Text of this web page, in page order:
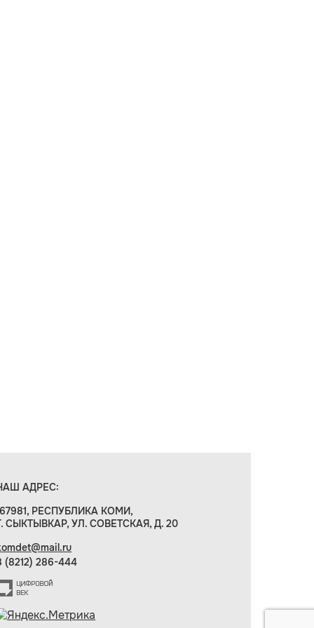
АДРЕС:
РЕСПУБЛИКА КОМИ,
СЫКТЫВКАР, УЛ. СОВЕТСКАЯ, Д. 20
(8212) 286-444